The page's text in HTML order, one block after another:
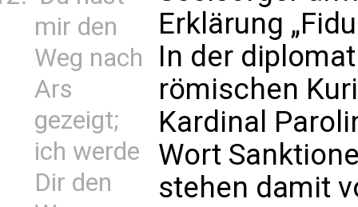
mir den
Weg nach
Ars
gezeigt;
ich werde
Dir den
Erklärung
In der
römischen
Kardinal
Wort
stehen damit